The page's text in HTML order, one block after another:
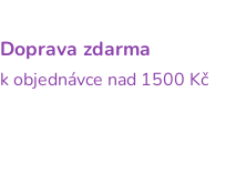
Doprava zdarma
k objednávce nad 1500 Kč